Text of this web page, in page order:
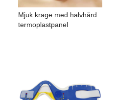
Mjuk krage med halvhård
termoplastpanel